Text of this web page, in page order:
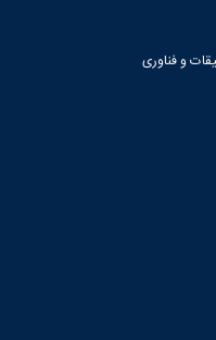
و فناوری